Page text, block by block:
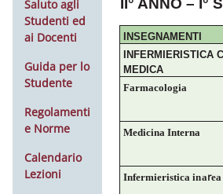
Saluto agli
Studenti ed
ai Docenti
Guida per lo
Studente
Regolamenti
e Norme
Calendario
Lezioni
II° ANNO – I°
INSEGNAMENTI
INFERMIERISTICA
MEDICA
Farmacologia
Medicina Interna
Infermieristica inarea